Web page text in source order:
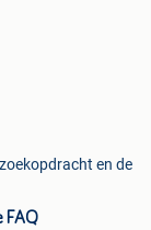
en de
FAQ